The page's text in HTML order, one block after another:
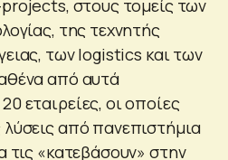
στους τομείς των
της τεχνητής
των logistics και των
από αυτά
εταιρείες, οι οποίες
λύσεις από πανεπιστήμια
τις «κατεβάσουν» στην